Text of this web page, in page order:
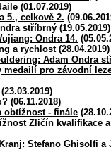
(01.07.2019)
5., celkově 2.
stříbrný (19.05.2019)
Ondra 14.
a rychlost(28.04.2019)
Adam Ondra
medailí pro závodní
(23.03.2019)
(06.11.2018)
obtížnost - finále
Zličín kvalifikace
Stefano Ghisolfi a